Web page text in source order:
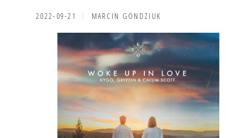
2022-09-21 MARCIN GONDZIUK